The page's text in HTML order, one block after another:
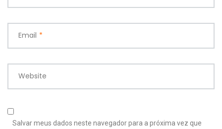
Email *
Website
Salvar meus dados neste navegador para a próxima vez que